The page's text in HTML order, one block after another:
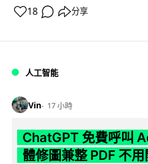
18 分享
人工智能
Vin 17 小時
ChatGPT 免費呼叫
體修圖兼整 PDF 不